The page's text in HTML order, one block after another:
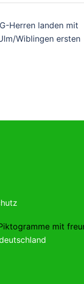
Herren landen mit
Wiblingen ersten
mit